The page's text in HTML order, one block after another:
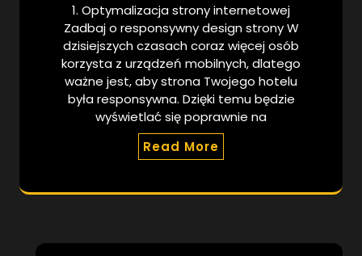
1. Optymalizacja strony internetowej
Zadbaj o responsywny design strony W
dzisiejszych czasach coraz więcej osób
korzysta z urządzeń mobilnych, dlatego
ważne jest, aby strona Twojego hotelu
była responsywna. Dzięki temu będzie
wyświetlać się poprawnie na
Read More